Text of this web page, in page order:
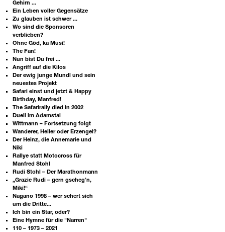
Gehirn ...
Ein Leben voller Gegensätze
Zu glauben ist schwer ...
Wo sind die Sponsoren
verblieben?
Ohne Göd, ka Musi!
The Fan!
Nun bist Du frei ...
Angriff auf die Kilos
Der ewig junge Mundl und sein
neuestes Projekt
Safari einst und jetzt & Happy
Birthday, Manfred!
The Safarirally died in 2002
Duell im Adamstal
Wittmann – Fortsetzung folgt
Wanderer, Heiler oder Erzengel?
Der Heinz, die Annemarie und
Niki
Rallye statt Motocross für
Manfred Stohl
Rudi Stohl – Der Marathonmann
„Grazie Rudi – gern gscheg’n,
Miki!“
Nagano 1998 – wer schert sich
um die Dritte...
Ich bin ein Star, oder?
Eine Hymne für die "Narren"
110 – 1973 – 2021